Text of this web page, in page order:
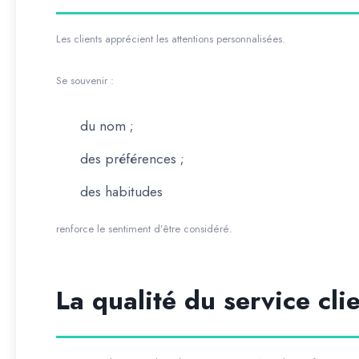
Les clients apprécient les attentions personnalisées.
Se souvenir :
du nom ;
des préférences ;
des habitudes
renforce le sentiment d’être considéré.
La qualité du service